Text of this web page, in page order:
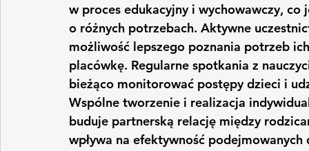
w proces edukacyjny i wychowawczy,
o różnych potrzebach. Aktywne
możliwość lepszego poznania potrzeb
placówkę. Regularne spotkania z
bieżąco monitorować postępy dzieci i
Wspólne tworzenie i realizacja
buduje partnerską relację między
wpływa na efektywność podejmowanych